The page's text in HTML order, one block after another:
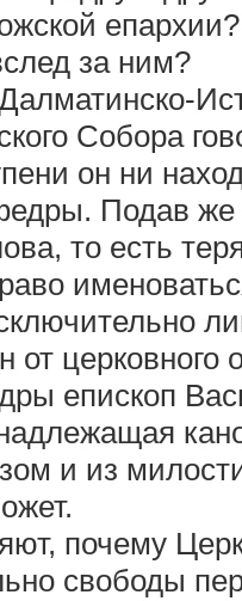
за ним?
Собора
он ни
Подав же
то есть
от
епископ
и из
почему
свободы